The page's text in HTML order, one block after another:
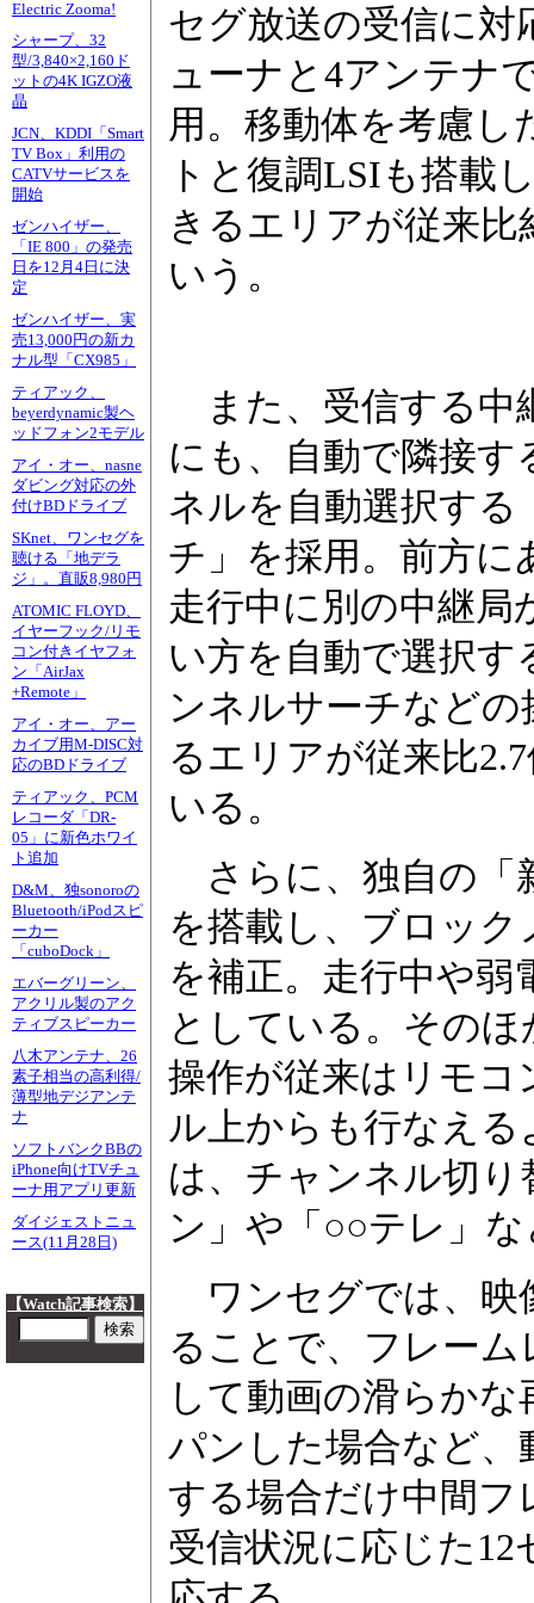
Electric Zooma!
シャープ、32
型/3,840×2,160ド
ットの4K IGZO液
晶
JCN、KDDI「Smart
TV Box」利用の
CATVサービスを
開始
ゼンハイザー、
「IE 800」の発売
日を12月4日に決
定
ゼンハイザー、実
売13,000円の新カ
ナル型「CX985」
ティアック、
beyerdynamic製ヘ
ッドフォン2モデル
アイ・オー、nasne
ダビング対応の外
付けBDドライブ
SKnet、ワンセグを
聴ける「地デラ
ジ」。直販8,980円
ATOMIC FLOYD、
イヤーフック/リモ
コン付きイヤフォ
ン「AirJax
+Remote」
アイ・オー、アー
カイブ用M-DISC対
応のBDドライブ
ティアック、PCM
レコーダ「DR-
05」に新色ホワイ
ト追加
D&M、独sonoroの
Bluetooth/iPodスピ
ーカー
「cuboDock」
エバーグリーン、
アクリル製のアク
ティブスピーカー
八木アンテナ、26
素子相当の高利得/
薄型地デジアンテ
ナ
ソフトバンクBBの
iPhone向けTVチュ
ーナ用アプリ更新
ダイジェストニュ
ース(11月28日)
【Watch記事検索】
セグ放送の受信に対
ューナと4アンテナ
用。移動体を考慮
トと復調LSIも搭載
きるエリアが従来比
いう。
また、受信する中
にも、自動で隣接
ネルを自動選択する
チ」を採用。前方に
走行中に別の中継局
い方を自動で選択
ンネルサーチなど
るエリアが従来比
いる。
さらに、独自の「
を搭載し、ブロッ
を補正。走行中や
としている。その
操作が従来はリモ
ル上からも行なえ
は、チャンネル切
ン」や「○○テレ」
ワンセグでは、映
ることで、フレー
して動画の滑らか
パンした場合など、
する場合だけ中間フ
受信状況に応じた